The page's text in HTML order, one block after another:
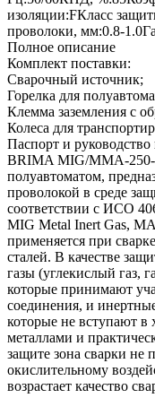
изоляции:FКласс
проволоки, мм:0.8-
Полное описание
Комплект поставки:
Сварочный источник;
Горелка для
Клемма заземления с
Колеса для
Паспорт и руководство
BRIMA MIG/ММА-250-1
полуавтоматом,
проволокой в среде
соответствии с ИСО
MIG Metal Inert Gas,
применяется при
сталей. В качестве
газы (углекислый газ,
которые принимают
соединения, и
которые не вступают в
металлами и
защите зона сварки не
окислительному
возрастает качество